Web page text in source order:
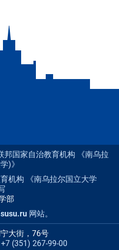
国家自治教育机构 《南乌拉
)》
机构 《南乌拉尔国立大学
部
susu.ru 网站。
大街，76号
(351) 267-99-00